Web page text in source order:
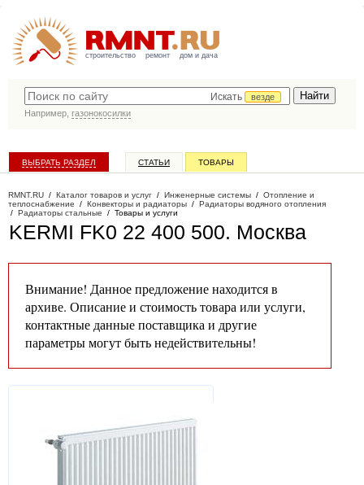
строительство ремонт дом и дача
Искать
везде
Например, газонокосилки
ВЫБРАТЬ РАЗДЕЛ СТАТЬИ ТОВАРЫ
RMNT.RU / Каталог товаров и услуг / Инженерные системы / Отопление и
теплоснабжение / Конвекторы и радиаторы / Радиаторы водяного отопления
/ Радиаторы стальные / Товары и услуги
KERMI FK0 22 400 500. Москва
Внимание! Данное предложение находится в
архиве. Описание и стоимость товара или услуги,
контактные данные поставщика и другие
параметры могут быть недействительны!